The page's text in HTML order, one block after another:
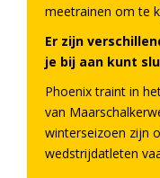
meetrainen om te
Er zijn
je bij aan kunt
Phoenix traint in
van
winterseizoen zijn
wedstrijdatleten